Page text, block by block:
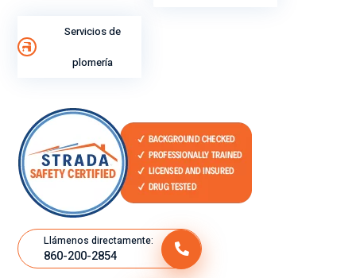
Servicios de
plomería
Llámenos directamente:
860-200-2854